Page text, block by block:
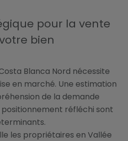
pour la vente
bien
Blanca Nord nécessite
en marché. Une estimation
de la demande
réfléchi sont
les propriétaires en Vallée